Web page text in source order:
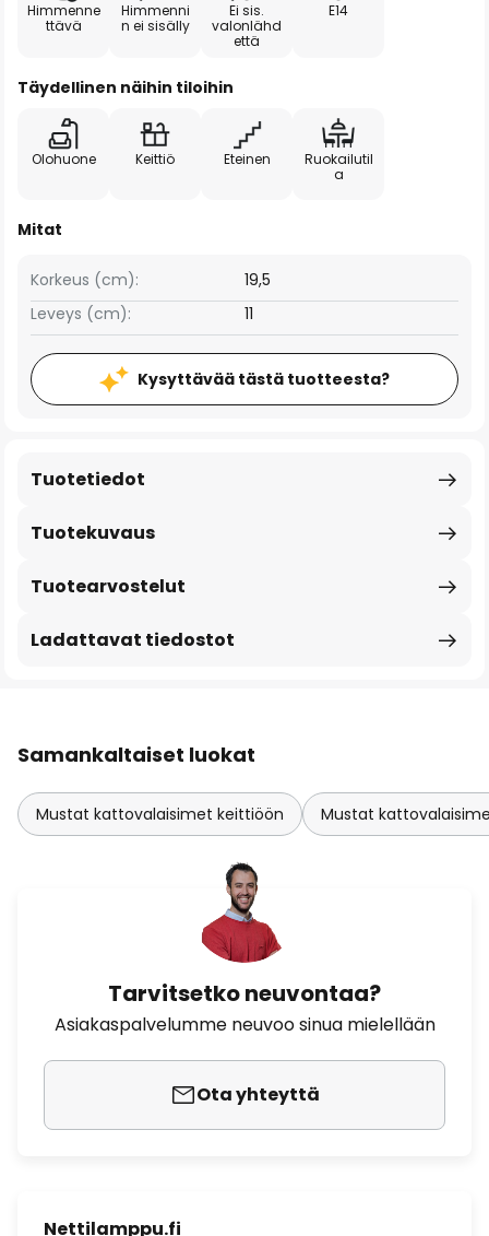
Himmenne
ttävä
Himmenni
n ei sisälly
Ei sis.
valonlähd
että
E14
Täydellinen näihin tiloihin
Olohuone Keittiö Eteinen
Ruokailutil
a
Mitat
Leveys (cm): 11
Korkeus (cm): 19,5
Kysyttävää tästä tuotteesta?
Tuotekuvaus
Tuotetiedot
Tuotearvostelut
Ladattavat tiedostot
Samankaltaiset luokat
Mustat kattovalaisimet keittiöön Mustat
Tarvitsetko neuvontaa?
Asiakaspalvelumme neuvoo sinua mielellään
Ota yhteyttä
Nettilamppu.fi